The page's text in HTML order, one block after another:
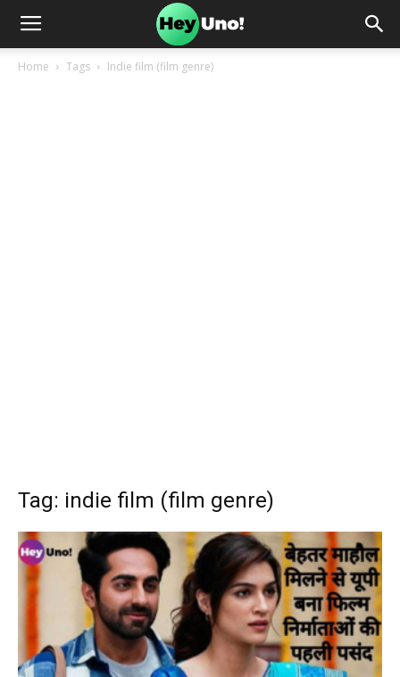
Home Tags Indie film (film genre)
Tag: indie film (film genre)